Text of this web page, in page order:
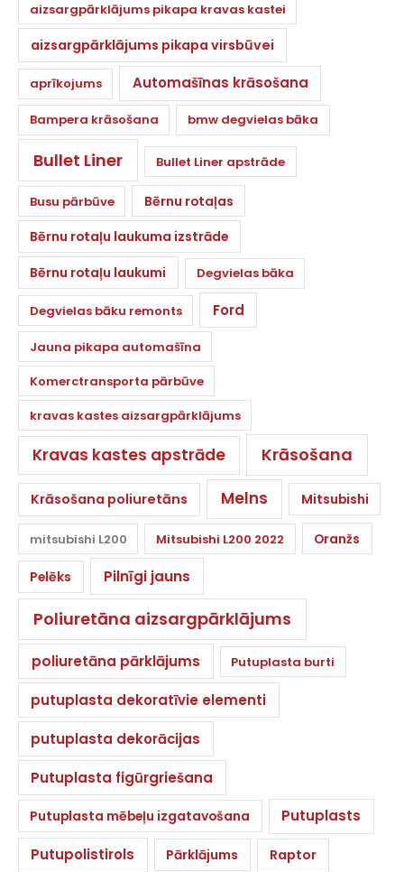
aizsargpārklājums pikapa kravas kastei
aizsargpārklājums pikapa virsbūvei
aprīkojums Automašīnas krāsošana
Bampera krāsošana bmw degvielas bāka
Bullet Liner Bullet Liner apstrāde
Busu pārbūve
Bērnu rotaļas
Bērnu rotaļu laukuma izstrāde
Bērnu rotaļu laukumi
Degvielas bāka
Degvielas bāku remonts Ford
Jauna pikapa automašīna
Komerctransporta pārbūve
kravas kastes aizsargpārklājums
Kravas kastes apstrāde Krāsošana
Krāsošana poliuretāns Melns Mitsubishi
mitsubishi L200 Mitsubishi L200 2022 Oranžs
Pelēks Pilnīgi jauns
Poliuretāna aizsargpārklājums
poliuretāna pārklājums Putuplasta burti
putuplasta dekoratīvie elementi
putuplasta dekorācijas
Putuplasta figūrgriešana
Putuplasta mēbeļu izgatavošana Putuplasts
Putupolistirols Pārklājums Raptor